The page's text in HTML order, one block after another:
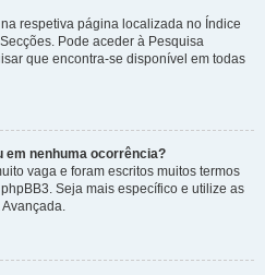
respetiva página localizada no Índice
Pode aceder à Pesquisa
que encontra-se disponível em todas
em nenhuma ocorrência?
vaga e foram escritos muitos termos
Seja mais específico e utilize as